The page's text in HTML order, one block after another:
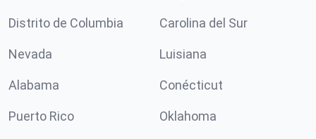
Distrito de Columbia Carolina del Sur
Nevada Luisiana
Alabama Conécticut
Puerto Rico Oklahoma